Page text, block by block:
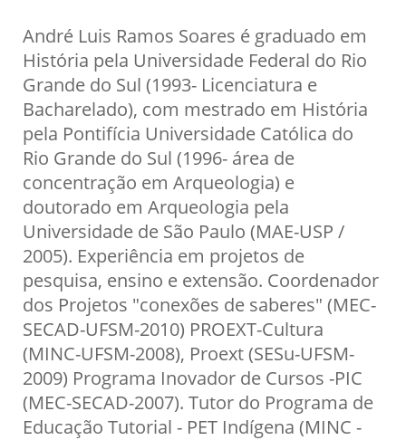
André Luis Ramos Soares é graduado em
História pela Universidade Federal do Rio
Grande do Sul (1993- Licenciatura e
Bacharelado), com mestrado em História
pela Pontifícia Universidade Católica do
Rio Grande do Sul (1996- área de
concentração em Arqueologia) e
doutorado em Arqueologia pela
Universidade de São Paulo (MAE-USP /
2005). Experiência em projetos de
pesquisa, ensino e extensão. Coordenador
dos Projetos "conexões de saberes" (MEC-
SECAD-UFSM-2010) PROEXT-Cultura
(MINC-UFSM-2008), Proext (SESu-UFSM-
2009) Programa Inovador de Cursos -PIC
(MEC-SECAD-2007). Tutor do Programa de
Educação Tutorial - PET Indígena (MINC -